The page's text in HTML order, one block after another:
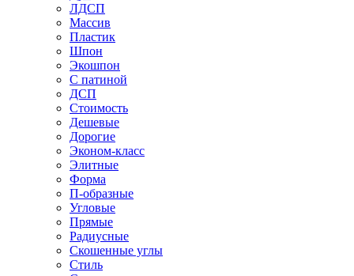
ЛДСП
Массив
Пластик
Шпон
Экошпон
С патиной
ДСП
Стоимость
Дешевые
Дорогие
Эконом-класс
Элитные
Форма
П-образные
Угловые
Прямые
Радиусные
Скошенные углы
Стиль